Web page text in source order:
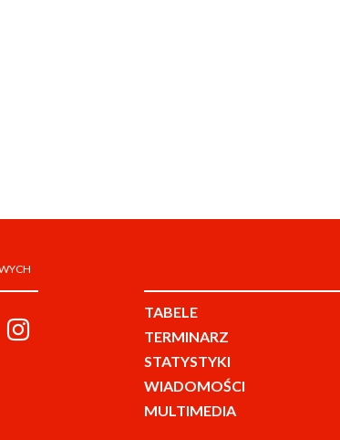
TABELE
TERMINARZ
STATYSTYKI
WIADOMOŚCI
MULTIMEDIA